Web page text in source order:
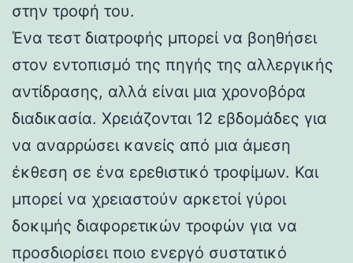
στην τροφή του.
Ένα τεστ διατροφής μπορεί να βοηθήσει
στον εντοπισμό της πηγής της αλλεργικής
αντίδρασης, αλλά είναι μια χρονοβόρα
διαδικασία. Χρειάζονται 12 εβδομάδες για
να αναρρώσει κανείς από μια άμεση
έκθεση σε ένα ερεθιστικό τροφίμων. Και
μπορεί να χρειαστούν αρκετοί γύροι
δοκιμής διαφορετικών τροφών για να
προσδιορίσει ποιο ενεργό συστατικό